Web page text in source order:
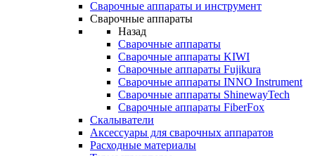
Сварочные аппараты и инструмент
Сварочные аппараты
Назад
Сварочные аппараты
Сварочные аппараты KIWI
Сварочные аппараты Fujikura
Сварочные аппараты INNO Instrument
Сварочные аппараты ShinewayTech
Cварочные аппараты FiberFox
Скалыватели
Аксессуары для сварочных аппаратов
Расходные материалы